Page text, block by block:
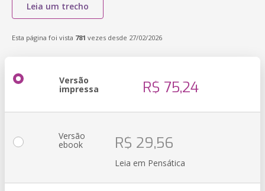
Leia um trecho
Esta página foi vista 781 vezes desde 27/02/2026
Versão
impressa R$ 75,24
Versão
ebook R$ 29,56
Leia em Pensática